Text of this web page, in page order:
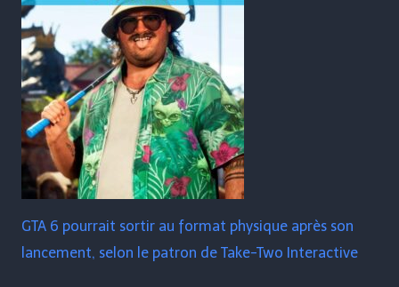
GTA 6 pourrait sortir au format physique après son
lancement, selon le patron de Take-Two Interactive